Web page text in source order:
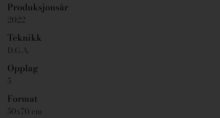
Produksjonsår
2022
Teknikk
D.G.A.
Opplag
5
Format
50x70 cm